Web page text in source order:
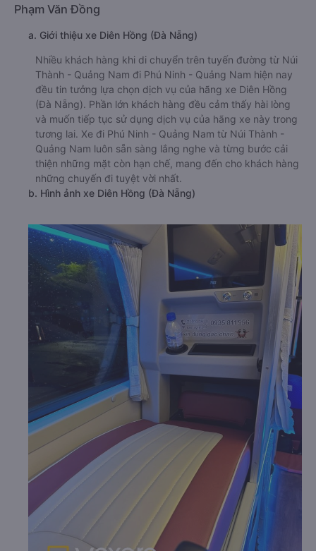
Phạm Văn Đồng
a. Giới thiệu xe Diên Hồng (Đà Nẵng)
Nhiều khách hàng khi di chuyển trên tuyến đường từ Núi
Thành - Quảng Nam đi Phú Ninh - Quảng Nam hiện nay
đều tin tưởng lựa chọn dịch vụ của hãng xe Diên Hồng
(Đà Nẵng). Phần lớn khách hàng đều cảm thấy hài lòng
và muốn tiếp tục sử dụng dịch vụ của hãng xe này trong
tương lai. Xe đi Phú Ninh - Quảng Nam từ Núi Thành -
Quảng Nam luôn sẵn sàng lắng nghe và từng bước cải
thiện những mặt còn hạn chế, mang đến cho khách hàng
những chuyến đi tuyệt vời nhất.
b. Hình ảnh xe Diên Hồng (Đà Nẵng)